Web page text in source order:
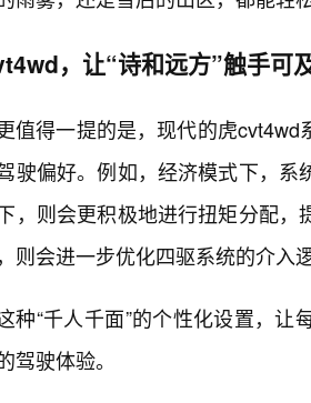
，让“诗和远方”触手可
值得一提的是，现代的虎
驶偏好。例如，经济模式下，
，则会更积极地进行扭矩分配
则会进一步优化四驱系统的介入
种“千人千面”的个性化设置，
驾驶体验。